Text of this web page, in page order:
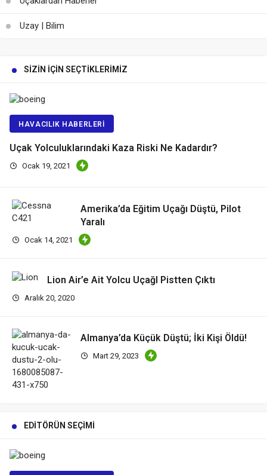
Uzay | Bilim
SIZIN İÇIN SEÇTIKLERIMIZ
HAVACILIK HABERLERI
Uçak Yolculuklarındaki Kaza Riski Ne Kadardır?
Ocak 19, 2021
Amerika’da Eğitim Uçağı Düştü, Pilot
Yaralı
Ocak 14, 2021
Lion Air’e Ait Yolcu UçağI Pistten Çıktı
Aralık 20, 2020
Almanya’da Küçük Düştü; İki Kişi Öldü!
Mart 29, 2023
EDITÖRÜN SEÇIMI